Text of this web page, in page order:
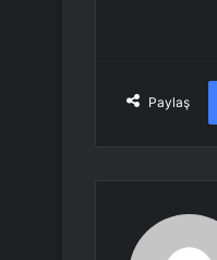
Paylaş